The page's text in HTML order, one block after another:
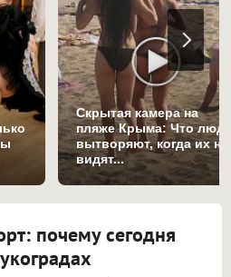
Скрытая камера на
пляже Крыма: Что
вытворяют, когда их не
видят...
почему сегодня